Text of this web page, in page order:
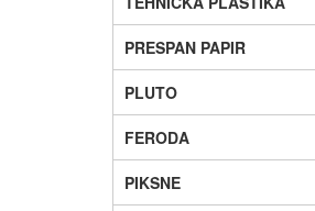
PRESPAN PAPIR
PLUTO
FERODA
PIKSNE